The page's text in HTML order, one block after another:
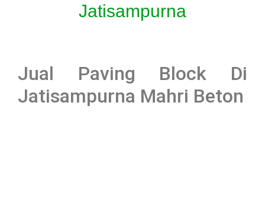
Jatisampurna
Jual Paving Block Di
Jatisampurna Mahri Beton